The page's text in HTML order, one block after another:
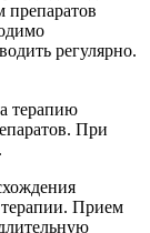
препаратов
регулярно.
терапию
При
Прием